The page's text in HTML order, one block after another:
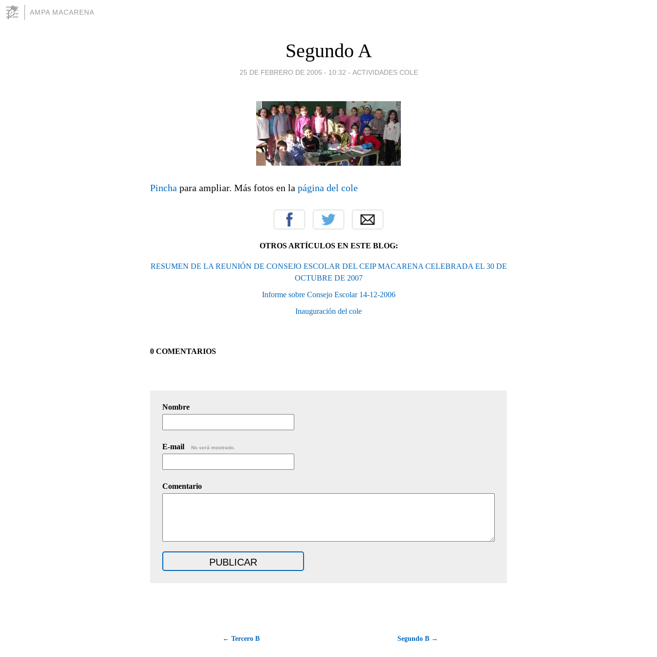
AMPA MACARENA
Segundo A
25 DE FEBRERO DE 2005 - 10:32 - ACTIVIDADES COLE
Pincha para ampliar. Más fotos en la página del cole
OTROS ARTÍCULOS EN ESTE BLOG:
RESUMEN DE LA REUNIÓN DE CONSEJO ESCOLAR DEL CEIP MACARENA CELEBRADA EL 30 DE
OCTUBRE DE 2007
Informe sobre Consejo Escolar 14-12-2006
Inauguración del cole
0 COMENTARIOS
Nombre
E-mail No será mostrado.
Comentario
← Tercero B Segundo B →